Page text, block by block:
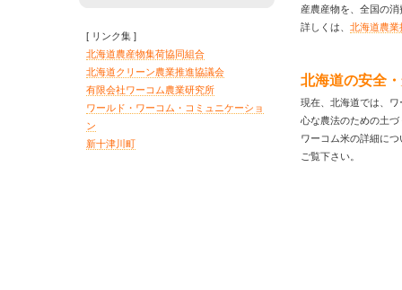
産農産物を、全国の
詳しくは、 北海道農業
北海道の安全
現在、北海道では、
心な農法のための土
ワーコム米の詳細につ
ご覧下さい。
[ リンク集 ]
北海道農産物集荷協同組合
北海道クリーン農業推進協議会
有限会社ワーコム農業研究所
ワールド・ワーコム・コミュニケーショ
ン
新十津川町